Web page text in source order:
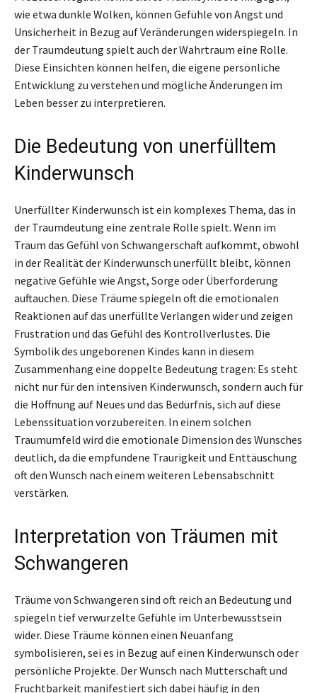
wie etwa dunkle Wolken, können Gefühle von Angst und
Unsicherheit in Bezug auf Veränderungen widerspiegeln. In
der Traumdeutung spielt auch der Wahrtraum eine Rolle.
Diese Einsichten können helfen, die eigene persönliche
Entwicklung zu verstehen und mögliche Änderungen im
Leben besser zu interpretieren.
Die Bedeutung von unerfülltem
Kinderwunsch
Unerfüllter Kinderwunsch ist ein komplexes Thema, das in
der Traumdeutung eine zentrale Rolle spielt. Wenn im
Traum das Gefühl von Schwangerschaft aufkommt, obwohl
in der Realität der Kinderwunsch unerfüllt bleibt, können
negative Gefühle wie Angst, Sorge oder Überforderung
auftauchen. Diese Träume spiegeln oft die emotionalen
Reaktionen auf das unerfüllte Verlangen wider und zeigen
Frustration und das Gefühl des Kontrollverlustes. Die
Symbolik des ungeborenen Kindes kann in diesem
Zusammenhang eine doppelte Bedeutung tragen: Es steht
nicht nur für den intensiven Kinderwunsch, sondern auch für
die Hoffnung auf Neues und das Bedürfnis, sich auf diese
Lebenssituation vorzubereiten. In einem solchen
Traumumfeld wird die emotionale Dimension des Wunsches
deutlich, da die empfundene Traurigkeit und Enttäuschung
oft den Wunsch nach einem weiteren Lebensabschnitt
verstärken.
Interpretation von Träumen mit
Schwangeren
Träume von Schwangeren sind oft reich an Bedeutung und
spiegeln tief verwurzelte Gefühle im Unterbewusstsein
wider. Diese Träume können einen Neuanfang
symbolisieren, sei es in Bezug auf einen Kinderwunsch oder
persönliche Projekte. Der Wunsch nach Mutterschaft und
Fruchtbarkeit manifestiert sich dabei häufig in den